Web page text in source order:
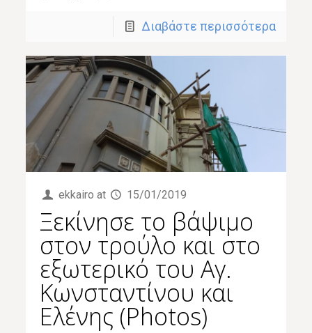
Διαβάστε περισσότερα
ekkairo at 15/01/2019
Ξεκίνησε το βάψιμο
στον τρούλο και στο
εξωτερικό του Αγ.
Κωνσταντίνου και
Ελένης (Photos)